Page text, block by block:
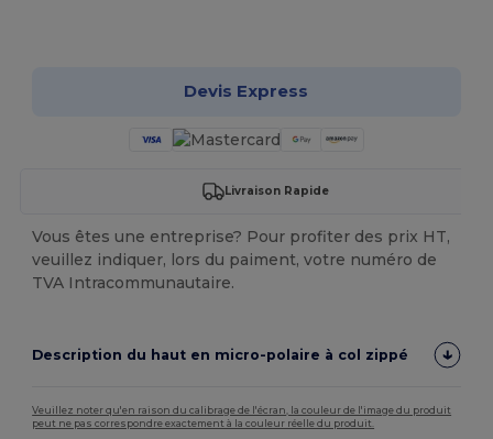
Devis Express
Livraison Rapide
Vous êtes une entreprise? Pour profiter des prix HT,
veuillez indiquer, lors du paiment, votre numéro de
TVA Intracommunautaire.
Description du haut en micro-polaire à col zippé
Veuillez noter qu'en raison du calibrage de l'écran, la couleur de l'image du produit
peut ne pas correspondre exactement à la couleur réelle du produit.